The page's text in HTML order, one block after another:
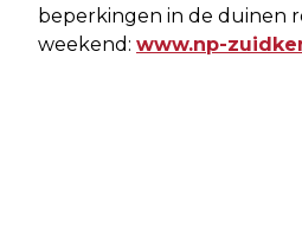
beperkingen in de duinen
weekend: www.np-